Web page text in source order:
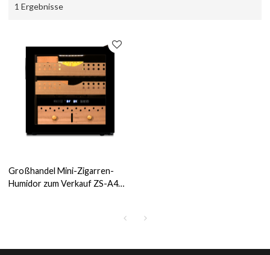
1 Ergebnisse
Großhandel Mini-Zigarren-
Humidor zum Verkauf ZS-A40X